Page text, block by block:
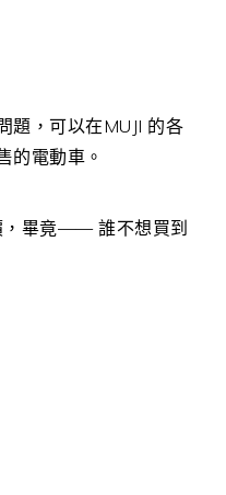
題，可以在MUJI 的各
的電動車。
，畢竟—— 誰不想買到